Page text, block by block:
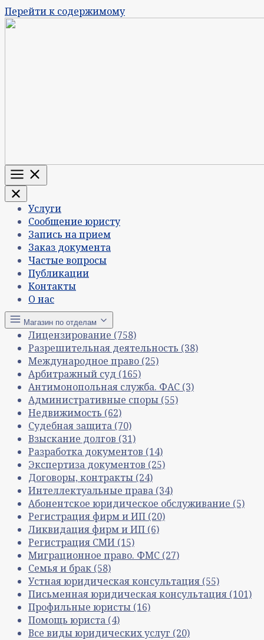
Перейти к содержимому
Меню
Услуги
Сообщение юристу
Запись на прием
Заказ документа
Частые вопросы
Публикации
Контакты
О нас
Магазин по отделам
Лицензирование (758)
Разрешительная деятельность (38)
Международное право (25)
Арбитражный суд (165)
Антимонопольная служба. ФАС (3)
Административные споры (55)
Недвижимость (62)
Судебная защита (70)
Взыскание долгов (31)
Разработка документов (14)
Экспертиза документов (25)
Договоры, контракты (24)
Интеллектуальные права (34)
Абонентское юридическое обслуживание (5)
Регистрация фирм и ИП (20)
Ликвидация фирм и ИП (6)
Регистрация СМИ (15)
Миграционное право. ФМС (27)
Семья и брак (58)
Устная юридическая консультация (55)
Письменная юридическая консультация (101)
Профильные юристы (16)
Помощь юриста (4)
Все виды юридических услуг (20)